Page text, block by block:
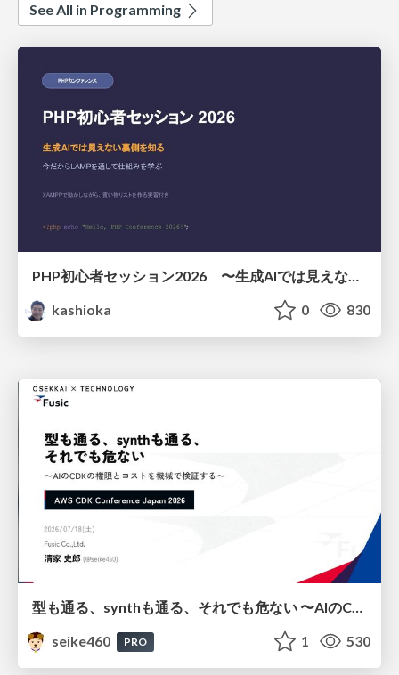
See All in Programming
kashioka
0 830
型も通る、synthも通る、それでも危ない 〜AIのCDKの権限とコストを機械で検証する〜 / It Passes Type Checks, It Passes Synth Checks, but It’s Still Risky — Automatically Verifying Permissions and Costs in AI’s CDK —
seike460
PRO 1 530